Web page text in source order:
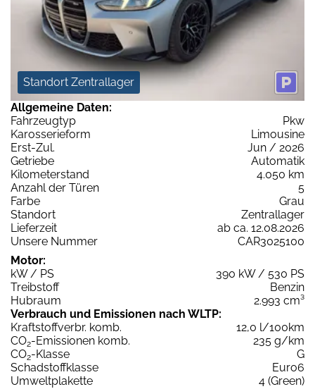
Standort Zentrallager
Allgemeine Daten:
Fahrzeugtyp
Pkw
Karosserieform
Limousine
Erst-Zul.
Jun / 2026
Getriebe
Automatik
Kilometerstand
4.050 km
Anzahl der Türen
5
Farbe
Grau
Standort
Zentrallager
Lieferzeit
ab ca. 12.08.2026
Unsere Nummer
CAR3025100
Motor:
kW / PS
390 kW / 530 PS
Treibstoff
Benzin
Hubraum
2.993 cm³
Verbrauch und Emissionen nach WLTP:
Kraftstoffverbr. komb.
12,0 l/100km
CO2-Emissionen komb.
235 g/km
CO2-Klasse
G
Schadstoffklasse
Euro6
Umweltplakette
4 (Green)